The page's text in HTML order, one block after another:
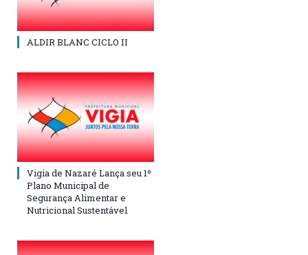
ALDIR BLANC CICLO II
Vigia de Nazaré Lança seu 1º
Plano Municipal de
Segurança Alimentar e
Nutricional Sustentável